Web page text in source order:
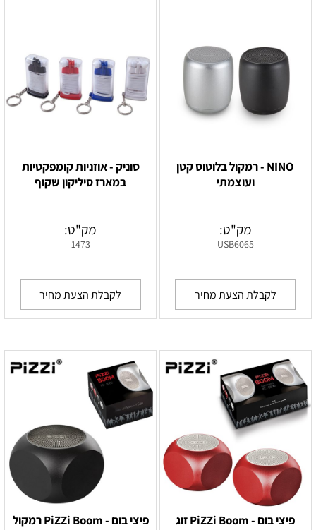
NINO - רמקול בלוטוס קטן
ועוצמתי
מק"ט:
USB6065
לקבלת הצעת מחיר
סוניק - אוזניות קומפקטיות
במארז סיליקון שקוף
מק"ט:
1473
לקבלת הצעת מחיר
פיצי בום - PiZZi Boom זוג
פיצי בום - PiZZi Boom רמקול